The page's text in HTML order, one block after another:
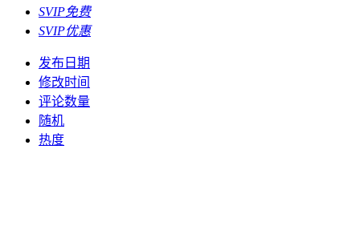
SVIP免费
SVIP优惠
发布日期
修改时间
评论数量
随机
热度